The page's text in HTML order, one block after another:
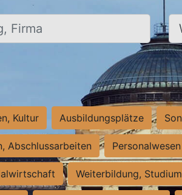
Kultur Ausbildungsplätze
Abschlussarbeiten Personalwesen
Weiterbildung,